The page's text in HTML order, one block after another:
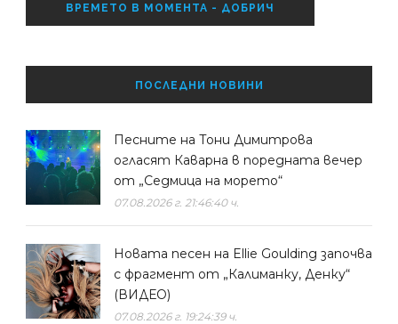
ВРЕМЕТО В МОМЕНТА - ДОБРИЧ
ПОСЛЕДНИ НОВИНИ
Песните на Тони Димитрова
огласят Каварна в поредната вечер
от „Седмица на морето“
07.08.2026 г. 21:46:40 ч.
Новата песен на Ellie Goulding започва
с фрагмент от „Калиманку, Денку“
(ВИДЕО)
07.08.2026 г. 19:24:39 ч.